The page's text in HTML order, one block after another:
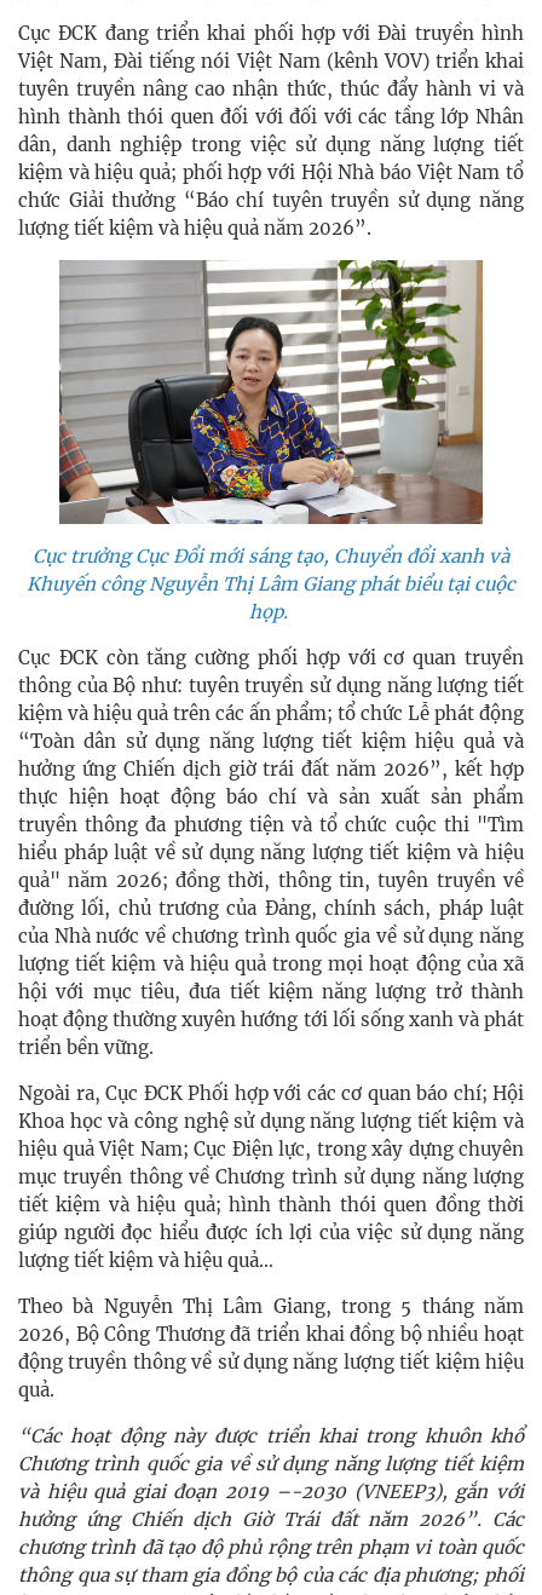
Cục ĐCK đang triển khai phối hợp với Đài truyền hình
Việt Nam, Đài tiếng nói Việt Nam (kênh VOV) triển khai
tuyên truyền nâng cao nhận thức, thúc đẩy hành vi và
hình thành thói quen đối với đối với các tầng lớp Nhân
dân, danh nghiệp trong việc sử dụng năng lượng tiết
kiệm và hiệu quả; phối hợp với Hội Nhà báo Việt Nam tổ
chức Giải thưởng “Báo chí tuyên truyền sử dụng năng
lượng tiết kiệm và hiệu quả năm 2026”.
Cục trưởng Cục Đổi mới sáng tạo, Chuyển đổi xanh và
Khuyến công Nguyễn Thị Lâm Giang phát biểu tại cuộc
họp.
Cục ĐCK còn tăng cường phối hợp với cơ quan truyền
thông của Bộ như: tuyên truyền sử dụng năng lượng tiết
kiệm và hiệu quả trên các ấn phẩm; tổ chức Lễ phát động
“Toàn dân sử dụng năng lượng tiết kiệm hiệu quả và
hưởng ứng Chiến dịch giờ trái đất năm 2026”, kết hợp
thực hiện hoạt động báo chí và sản xuất sản phẩm
truyền thông đa phương tiện và tổ chức cuộc thi "Tìm
hiểu pháp luật về sử dụng năng lượng tiết kiệm và hiệu
quả" năm 2026; đồng thời, thông tin, tuyên truyền về
đường lối, chủ trương của Đảng, chính sách, pháp luật
của Nhà nước về chương trình quốc gia về sử dụng năng
lượng tiết kiệm và hiệu quả trong mọi hoạt động của xã
hội với mục tiêu, đưa tiết kiệm năng lượng trở thành
hoạt động thường xuyên hướng tới lối sống xanh và phát
triển bền vững.
Ngoài ra, Cục ĐCK Phối hợp với các cơ quan báo chí; Hội
Khoa học và công nghệ sử dụng năng lượng tiết kiệm và
hiệu quả Việt Nam; Cục Điện lực, trong xây dựng chuyên
mục truyền thông về Chương trình sử dụng năng lượng
tiết kiệm và hiệu quả; hình thành thói quen đồng thời
giúp người đọc hiểu được ích lợi của việc sử dụng năng
lượng tiết kiệm và hiệu quả…
Theo bà Nguyễn Thị Lâm Giang, trong 5 tháng năm
2026, Bộ Công Thương đã triển khai đồng bộ nhiều hoạt
động truyền thông về sử dụng năng lượng tiết kiệm hiệu
quả.
“Các hoạt động này được triển khai trong khuôn khổ
Chương trình quốc gia về sử dụng năng lượng tiết kiệm
và hiệu quả giai đoạn 2019 –-2030 (VNEEP3), gắn với
hưởng ứng Chiến dịch Giờ Trái đất năm 2026”. Các
chương trình đã tạo độ phủ rộng trên phạm vi toàn quốc
thông qua sự tham gia đồng bộ của các địa phương; phối